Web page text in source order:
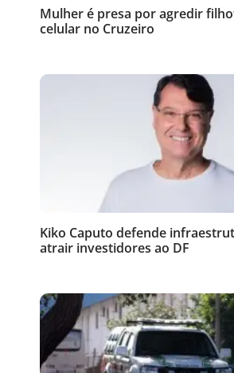
Mulher é presa por agredir
celular no Cruzeiro
Kiko Caputo defende
atrair investidores ao DF